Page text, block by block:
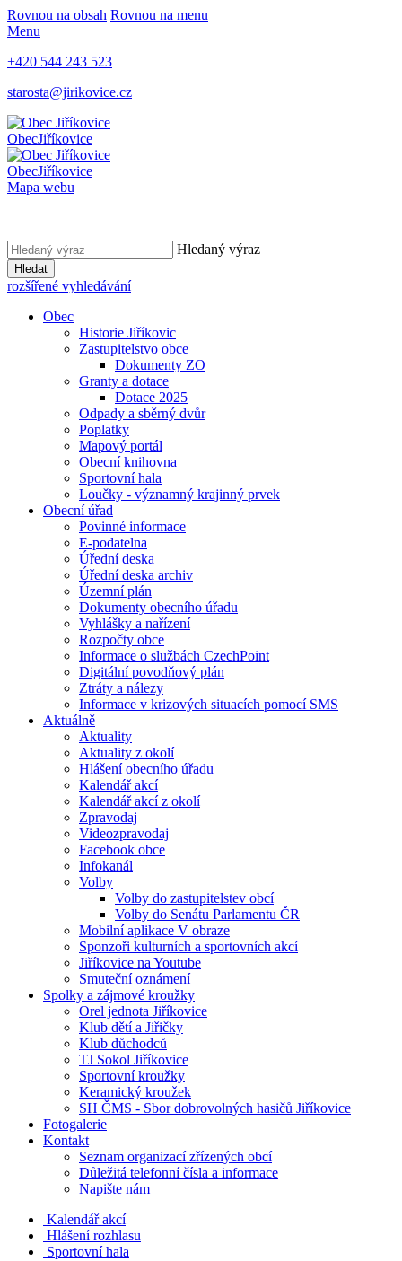
Rovnou na obsah Rovnou na menu
Menu
+420 544 243 523
starosta@jirikovice.cz
ObecJiříkovice
ObecJiříkovice
Mapa webu
Hledaný výraz
Hledat
rozšířené vyhledávání
Obec
Historie Jiříkovic
Zastupitelstvo obce
Dokumenty ZO
Granty a dotace
Dotace 2025
Odpady a sběrný dvůr
Poplatky
Mapový portál
Obecní knihovna
Sportovní hala
Loučky - významný krajinný prvek
Obecní úřad
Povinné informace
E-podatelna
Úřední deska
Úřední deska archiv
Územní plán
Dokumenty obecního úřadu
Vyhlášky a nařízení
Rozpočty obce
Informace o službách CzechPoint
Digitální povodňový plán
Ztráty a nálezy
Informace v krizových situacích pomocí SMS
Aktuálně
Aktuality
Aktuality z okolí
Hlášení obecního úřadu
Kalendář akcí
Kalendář akcí z okolí
Zpravodaj
Videozpravodaj
Facebook obce
Infokanál
Volby
Volby do zastupitelstev obcí
Volby do Senátu Parlamentu ČR
Mobilní aplikace V obraze
Sponzoři kulturních a sportovních akcí
Jiříkovice na Youtube
Smuteční oznámení
Spolky a zájmové kroužky
Orel jednota Jiříkovice
Klub dětí a Jiřičky
Klub důchodců
TJ Sokol Jiříkovice
Sportovní kroužky
Keramický kroužek
SH ČMS - Sbor dobrovolných hasičů Jiříkovice
Fotogalerie
Kontakt
Seznam organizací zřízených obcí
Důležitá telefonní čísla a informace
Napište nám
Kalendář akcí
Hlášení rozhlasu
Sportovní hala